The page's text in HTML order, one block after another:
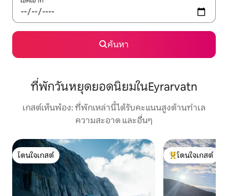
ค้นหา
ที่พักวันหยุดยอดนิยมในEyrarvatn
เกสต์เห็นพ้อง: ที่พักเหล่านี้ได้รับคะแนนสูงด้านทำเล
ความสะอาด และอื่นๆ
โดนใจเกสต์
โดนใจเกสต์
โดนใจเกสต์ที่สุด
โดนใจเกสต์